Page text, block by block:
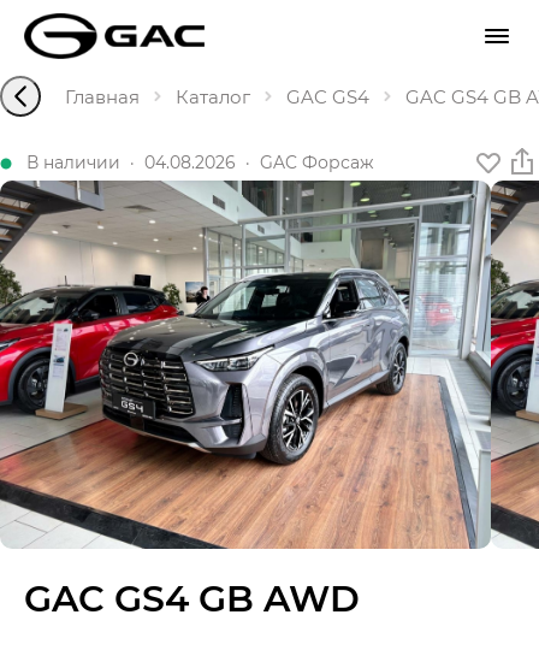
Главная Каталог GAC GS4 GAC GS4 GB
В наличии · 04.08.2026 · GAC Форсаж
GAC GS4 GB AWD